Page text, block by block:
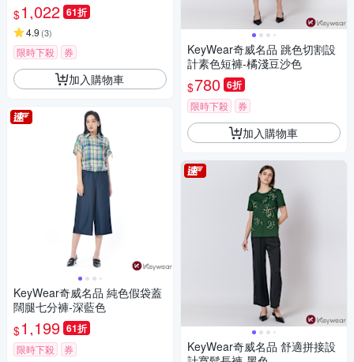
$1,022 61折
4.9 (3)
限時下殺 券
加入購物車
KeyWear奇威名品 純色假袋蓋
闊腿七分褲-深藍色
$1,199 61折
限時下殺 券
KeyWear奇威名品 跳色切割設
計素色短褲-橘淺豆沙色
$780 6折
限時下殺 券
加入購物車
KeyWear奇威名品 舒適拼接設